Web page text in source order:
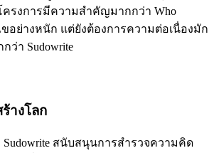
รงการมีความสำคัญมากกว่า Who
ขอย่างหนัก แต่ยังต้องการความต่อเนื่องมัก
ว่า Sudowrite
างโลก
Sudowrite สนับสนุนการสำรวจความคิด